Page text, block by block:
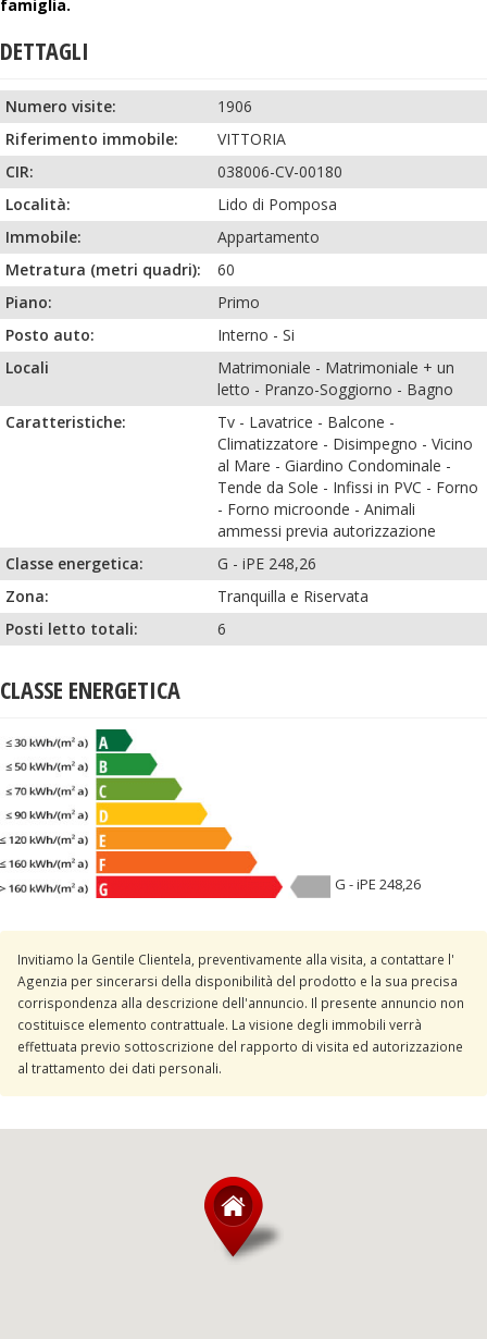
famiglia.
DETTAGLI
Numero visite:
1906
Riferimento immobile:
VITTORIA
CIR:
038006-CV-00180
Località:
Lido di Pomposa
Immobile:
Appartamento
Metratura (metri quadri):
60
Piano:
Primo
Posto auto:
Interno - Si
Locali
Matrimoniale - Matrimoniale + un
letto - Pranzo-Soggiorno - Bagno
Caratteristiche:
Tv - Lavatrice - Balcone -
Climatizzatore - Disimpegno - Vicino
al Mare - Giardino Condominale -
Tende da Sole - Infissi in PVC - Forno
- Forno microonde - Animali
ammessi previa autorizzazione
Classe energetica:
G - iPE 248,26
Zona:
Tranquilla e Riservata
Posti letto totali:
6
CLASSE ENERGETICA
G - iPE 248,26
Invitiamo la Gentile Clientela, preventivamente alla visita, a contattare l'
Agenzia per sincerarsi della disponibilità del prodotto e la sua precisa
corrispondenza alla descrizione dell'annuncio. Il presente annuncio non
costituisce elemento contrattuale. La visione degli immobili verrà
effettuata previo sottoscrizione del rapporto di visita ed autorizzazione
al trattamento dei dati personali.